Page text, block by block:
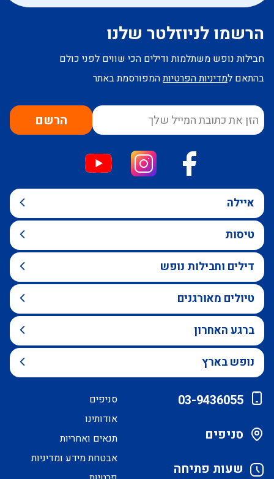
הרשמו לניוזלטר שלנו
חבילות נופש משתלמות ודילים הכי שווים לפני כולם
בהתאם למדיניות הפרטיותהמפורסמת באתר
הרשם
איילה
טיסות
דילים וחבילות נופש
טיולים מאורגנים
ברגע האחרון
נופש בארץ
03-9436055
סניפים
שעות פתיחה
סניפים
אודותינו
תנאים ואחריות
אבטחת מידע ומדיניות